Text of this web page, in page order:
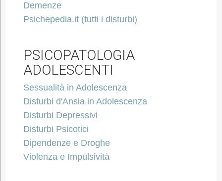
Demenze
Psichepedia.it (tutti i disturbi)
PSICOPATOLOGIA
ADOLESCENTI
Sessualità in Adolescenza
Disturbi d'Ansia in Adolescenza
Disturbi Depressivi
Disturbi Psicotici
Dipendenze e Droghe
Violenza e Impulsività